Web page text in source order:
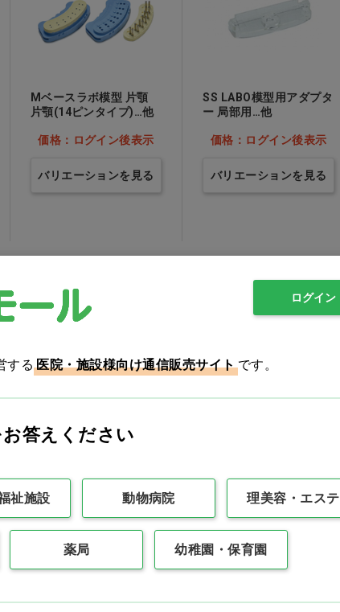
Mベースラボ模型 片顎
片顎(14ピンタイプ)…他
価格：ログイン後表示
バリエーションを見る
SS LABO模型用アダプタ
ー 局部用…他
価格：ログイン後表示
バリエーションを見る
ローザフォーム 全顎用
バリエーションを見る
価格：ログイン後表示
バリエーションを見る
ログイン
する医院・施設様向け通信販売サイトです。
答えください
祉施設 動物病院 理美容・エステ
薬局 幼稚園・保育園